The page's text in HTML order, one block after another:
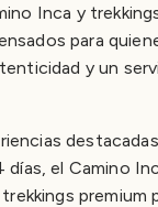
Inca y
para
y un
días, el Camino
premium